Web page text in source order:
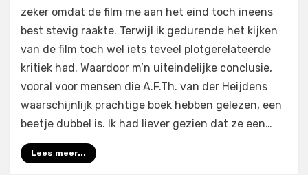
(2016)
zeker omdat de film me aan het eind toch ineens
best stevig raakte. Terwijl ik gedurende het kijken
van de film toch wel iets teveel plotgerelateerde
kritiek had. Waardoor m’n uiteindelijke conclusie,
vooral voor mensen die A.F.Th. van der Heijdens
waarschijnlijk prachtige boek hebben gelezen, een
beetje dubbel is. Ik had liever gezien dat ze een…
Lees meer...